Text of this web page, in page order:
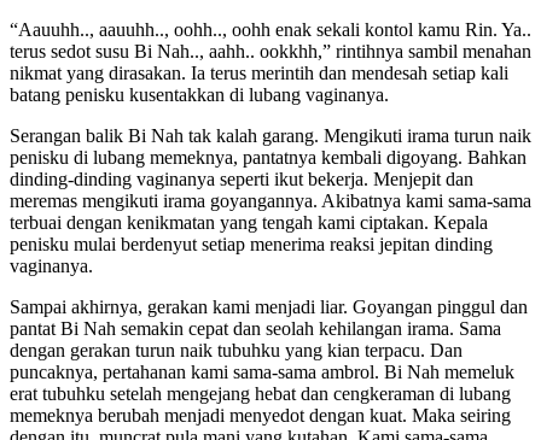
“Aauuhh.., aauuhh.., oohh.., oohh enak sekali kontol kamu Rin. Ya..
terus sedot susu Bi Nah.., aahh.. ookkhh,” rintihnya sambil menahan
nikmat yang dirasakan. Ia terus merintih dan mendesah setiap kali
batang penisku kusentakkan di lubang vaginanya.
Serangan balik Bi Nah tak kalah garang. Mengikuti irama turun naik
penisku di lubang memeknya, pantatnya kembali digoyang. Bahkan
dinding-dinding vaginanya seperti ikut bekerja. Menjepit dan
meremas mengikuti irama goyangannya. Akibatnya kami sama-sama
terbuai dengan kenikmatan yang tengah kami ciptakan. Kepala
penisku mulai berdenyut setiap menerima reaksi jepitan dinding
vaginanya.
Sampai akhirnya, gerakan kami menjadi liar. Goyangan pinggul dan
pantat Bi Nah semakin cepat dan seolah kehilangan irama. Sama
dengan gerakan turun naik tubuhku yang kian terpacu. Dan
puncaknya, pertahanan kami sama-sama ambrol. Bi Nah memeluk
erat tubuhku setelah mengejang hebat dan cengkeraman di lubang
memeknya berubah menjadi menyedot dengan kuat. Maka seiring